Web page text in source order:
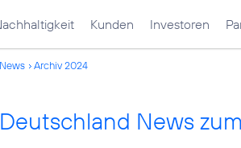
Kunden Investoren
Archiv 2024
News